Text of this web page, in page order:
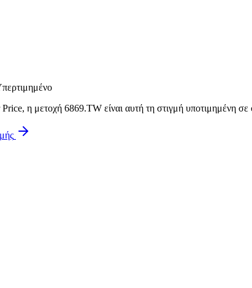
η μετοχή 6869.TW είναι αυτή τη στιγμή υποτιμημένη σε